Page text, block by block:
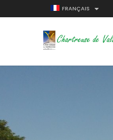
FRANÇAIS